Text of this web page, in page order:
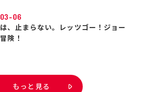
06
、止まらない。レッツゴー！ジョー
険！
もっと見る